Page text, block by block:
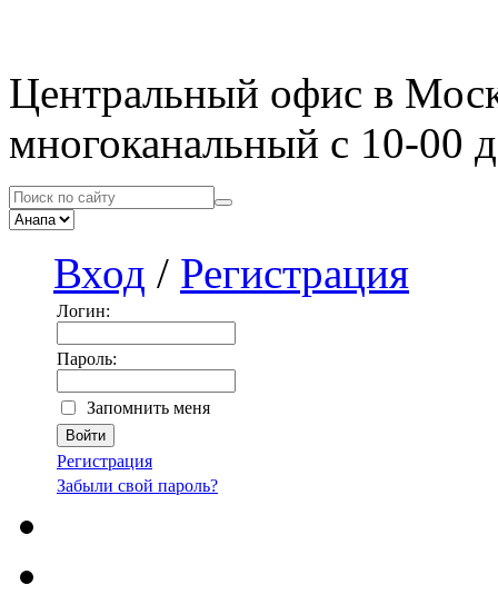
Центральный офис в
многоканальный с 10-00
Вход / Регистрация
Логин:
Пароль:
Запомнить меня
Регистрация
Забыли свой пароль?